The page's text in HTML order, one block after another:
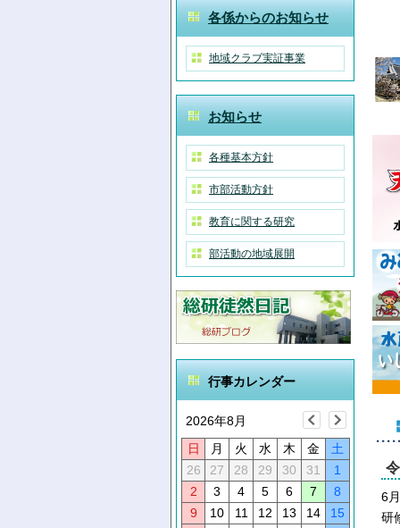
各係からのお知らせ
地域クラブ実証事業
お知らせ
各種基本方針
市部活動方針
教育に関する研究
部活動の地域展開
行事カレンダー
2026年8月
日 月 火 水 木 金
土
26
27 28 29 30 31
1
2
3 4 5 6 7
8
9
10 11 12 13 14
15
6
研